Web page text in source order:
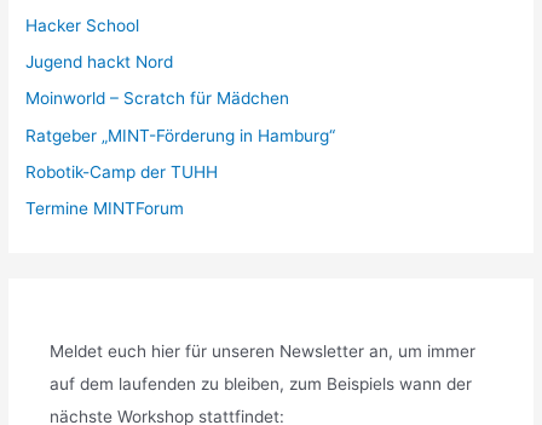
Hacker School
Jugend hackt Nord
Moinworld – Scratch für Mädchen
Ratgeber „MINT-Förderung in Hamburg“
Robotik-Camp der TUHH
Termine MINTForum
Meldet euch hier für unseren Newsletter an, um immer
auf dem laufenden zu bleiben, zum Beispiels wann der
nächste Workshop stattfindet: